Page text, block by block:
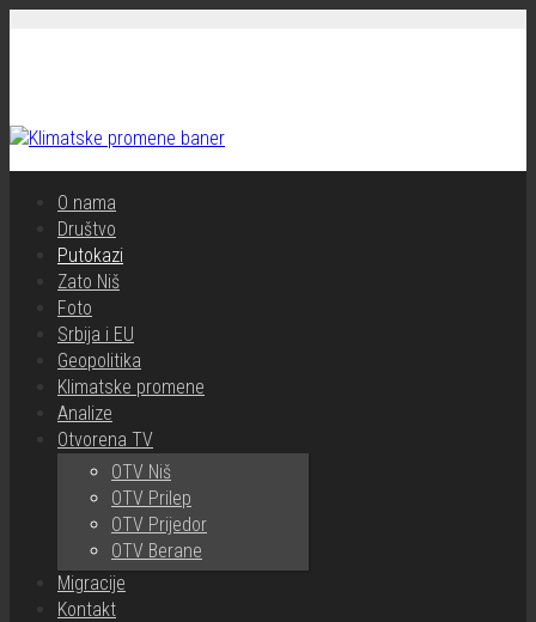
O nama
Društvo
Putokazi
Zato Niš
Foto
Srbija i EU
Geopolitika
Klimatske promene
Analize
Otvorena TV
OTV Niš
OTV Prilep
OTV Prijedor
OTV Berane
Migracije
Kontakt